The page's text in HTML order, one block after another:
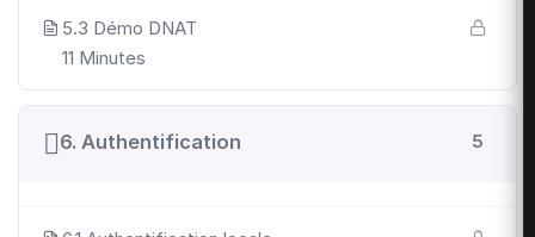
5.3 Démo DNAT
11 Minutes
6. Authentification 5